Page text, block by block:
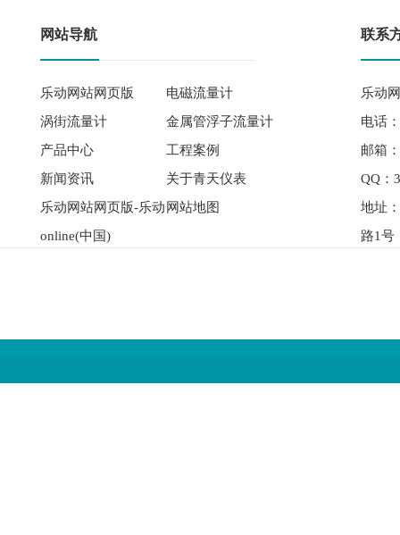
网站导航
乐动网站网页版
电磁流量计
涡街流量计
金属管浮子流量计
产品中心
工程案例
新闻资讯
关于青天仪表
乐动网站网页版-乐动
online(中国)
网站地图
联系
乐动
电话
邮箱
QQ：
地址
路1号